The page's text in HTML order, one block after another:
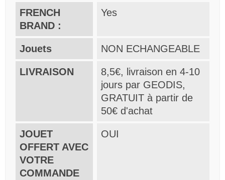
FRENCH
BRAND :
Yes
Jouets NON ECHANGEABLE
LIVRAISON
8,5€, livraison en 4-10
jours par GEODIS,
GRATUIT à partir de
50€ d'achat
JOUET
OFFERT AVEC
VOTRE
COMMANDE
OUI